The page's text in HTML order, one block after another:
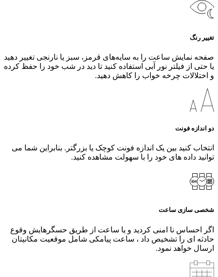
تغییر رنگ
صفحه نمایش ساعت را به سایه‌های قرمز، سبز یا نارنجی تغییر دهید
یا حتی از فیلتر نور آبی استفاده کنید تا دید در شب خود را حفظ کرده
و اختلالات چرخه خواب را کاهش دهید.
دو اندازه فونت
انتخاب کنید بین یک اندازه فونت کوچک یا بزرگتر. بنابراین شما می
توانید داده های خود را با سهولت مشاهده کنید.
شخصی سازی ساعت
اگر احساس نا امنی کردید و یا ساعت از طریق حسگرهایش وقوع
حادثه ای را تشخیص داد ، ساعت پیامکی شامل موقعیت مکانیتان
ارسال خواهد نمود.